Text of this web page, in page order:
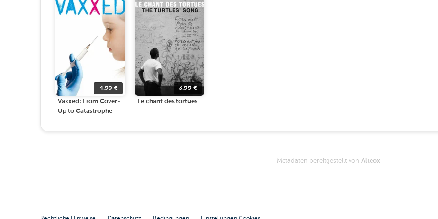
4.99€
Vaxxed: From Cover-
Up to Catastrophe
3.99 €
Le chant des tortues
Metadaten bereitgestellt von Alteox